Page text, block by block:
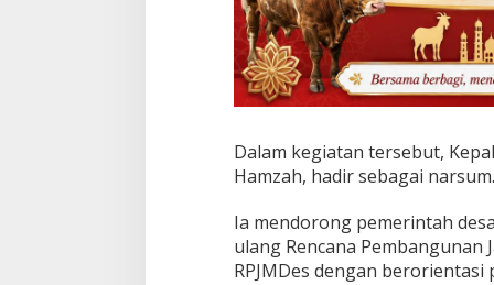
Dalam kegiatan tersebut,
Hamzah, hadir sebagai narsum.
Ia mendorong pemerintah
ulang Rencana Pembangunan
RPJMDes dengan